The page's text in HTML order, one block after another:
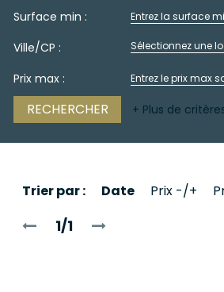
Surface min :
Ville/CP :
Sélectionnez une
Prix max :
+ Plus de
Trier par : Date Prix -/+
1/1